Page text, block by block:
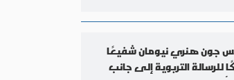
جون هنري نيومان شفيعًا
للرسالة التربوية إلى جانب